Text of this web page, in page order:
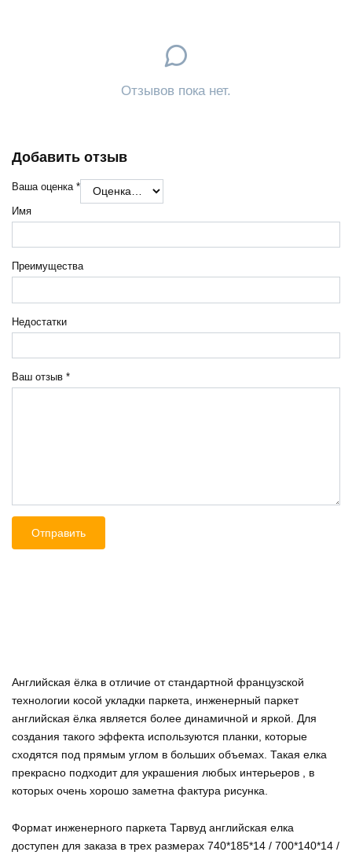
Отзывов пока нет.
Добавить отзыв
Ваша оценка *
Ваш отзыв *
Имя
Преимущества
Недостатки
Английская ёлка в отличие от стандартной французской
технологии косой укладки паркета, инженерный паркет
английская ёлка является более динамичной и яркой. Для
создания такого эффекта используются планки, которые
сходятся под прямым углом в больших объемах. Такая елка
прекрасно подходит для украшения любых интерьеров , в
которых очень хорошо заметна фактура рисунка.
Формат инженерного паркета Тарвуд английская елка
доступен для заказа в трех размерах 740*185*14 / 700*140*14 /